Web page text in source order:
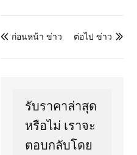
 ก่อนหน้า ข่าว 
ต่อไป ข่าว
รับราคาล่าสุด
หรือไม่ เราจะ
ตอบกลับโดย